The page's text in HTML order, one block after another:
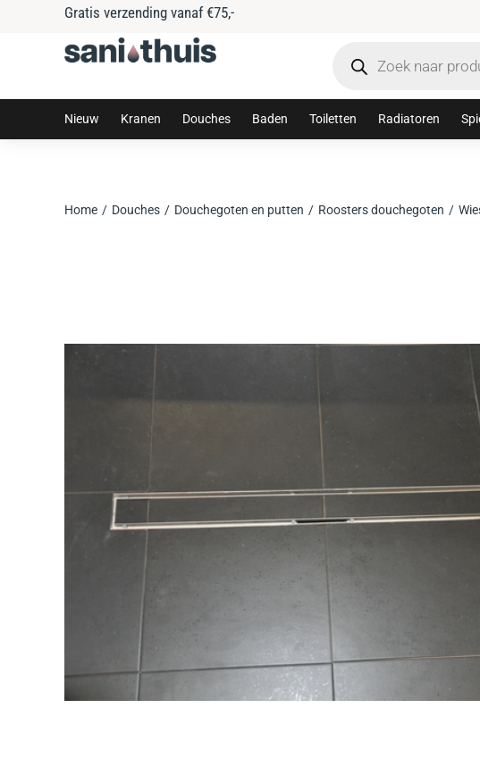
vanaf €75,-
Nieuw Kranen Douches Baden Toiletten Radiatoren
Je bent hier:
Home Douches Douchegoten en putten Roosters douchegoten